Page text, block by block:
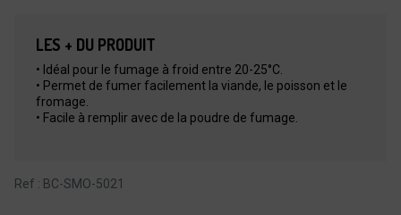
LES + DU PRODUIT
• Idéal pour le fumage à froid entre 20-25°C.
• Permet de fumer facilement la viande, le poisson et le
fromage.
• Facile à remplir avec de la poudre de fumage.
Ref : BC-SMO-5021